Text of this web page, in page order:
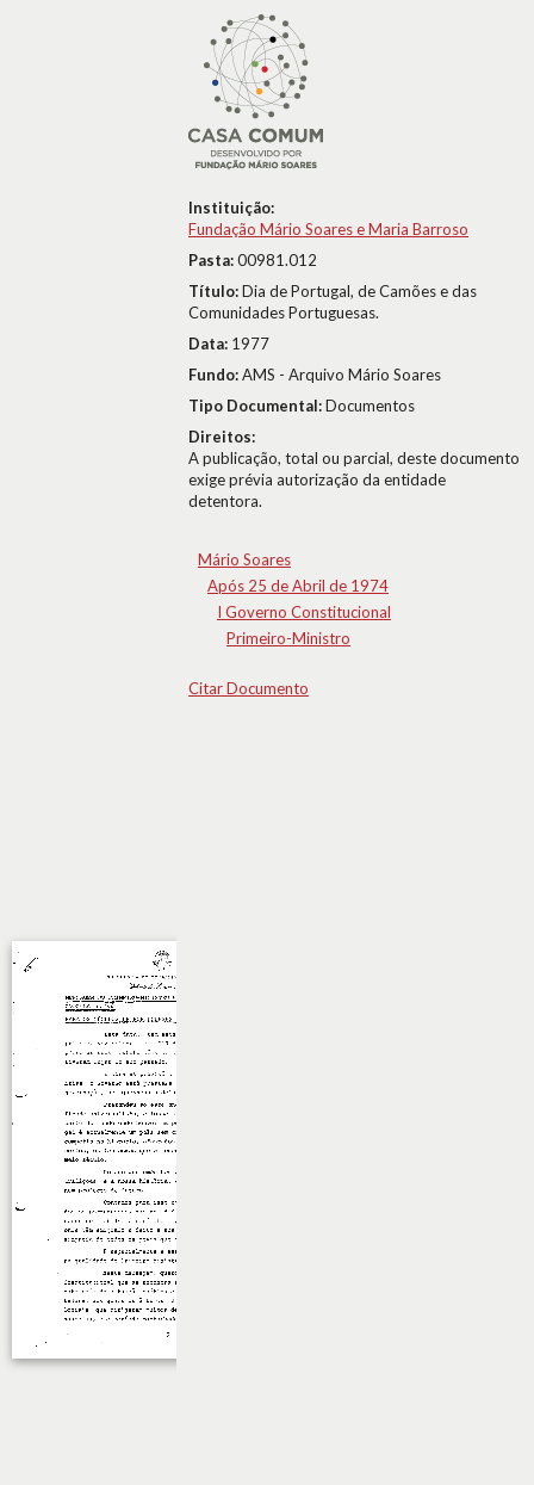
Instituição:
Fundação Mário Soares e Maria Barroso
Pasta:00981.012
Título:Dia de Portugal, de Camões e das
Comunidades Portuguesas.
Data: 1977
Fundo:AMS - Arquivo Mário Soares
Tipo Documental:Documentos
Direitos:
A publicação, total ou parcial, deste documento
exige prévia autorização da entidade
detentora.
Mário Soares
Após 25 de Abril de 1974
I Governo Constitucional
Primeiro-Ministro
Citar Documento